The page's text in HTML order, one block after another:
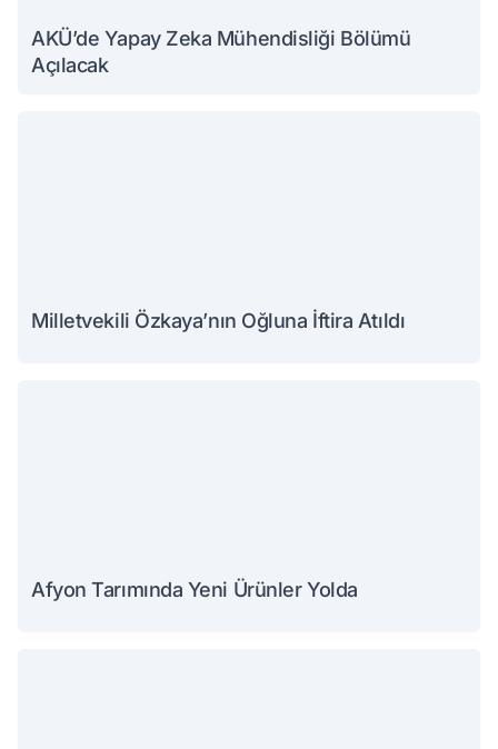
AKÜ’de Yapay Zeka Mühendisliği Bölümü
Açılacak
Milletvekili Özkaya’nın Oğluna İftira Atıldı
Afyon Tarımında Yeni Ürünler Yolda